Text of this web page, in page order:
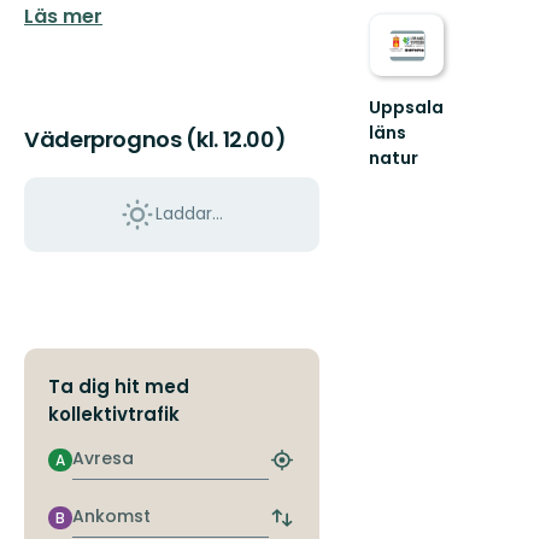
Läs mer
Väderprognos (kl. 12.00)
Laddar...
Ta dig hit med
kollektivtrafik
Avresa
A
Hitta
hållplats
Ankomst
B
Byt
Uppsala
läns
natur